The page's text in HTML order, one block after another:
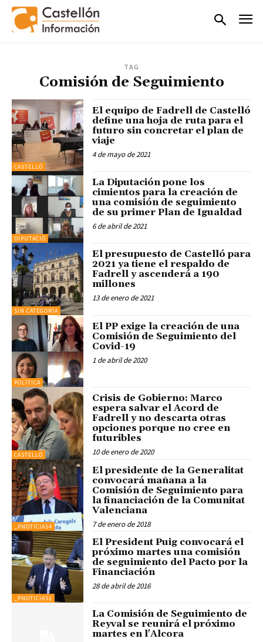
TAG
Comisión de Seguimiento
CASTELLÓ
El equipo de Fadrell de Castelló
define una hoja de ruta para el
futuro sin concretar el plan de
viaje
4 de mayo de 2021
DIPUTACIÓ
La Diputación pone los
cimientos para la creación de
una comisión de seguimiento
de su primer Plan de Igualdad
6 de abril de 2021
SIN CATEGORÍA
El presupuesto de Castelló para
2021 ya tiene el respaldo de
Fadrell y ascenderá a 190
millones
13 de enero de 2021
POLÍTICA
El PP exige la creación de una
Comisión de Seguimiento del
Covid-19
1 de abril de 2020
CASTELLÓ
Crisis de Gobierno: Marco
espera salvar el Acord de
Fadrell y no descarta otras
opciones porque no cree en
futuribles
10 de enero de 2020
_PNOTICIAS4
El presidente de la Generalitat
convocará mañana a la
Comisión de Seguimiento para
la financiación de la Comunitat
Valenciana
7 de enero de 2018
_PNOTICIAS1
El President Puig convocará el
próximo martes una comisión
de seguimiento del Pacto por la
Financiación
28 de abril de 2016
La Comisión de Seguimiento de
Reyval se reunirá el próximo
martes en l'Alcora